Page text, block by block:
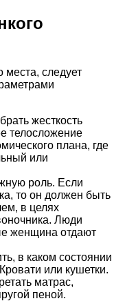
места, следует
жесткость
телосложение
плана, где
или
роль. Если
то он должен быть
в целях
Люди
женщина отдают
в каком состоянии
или кушетки.
матрас,
пеной.